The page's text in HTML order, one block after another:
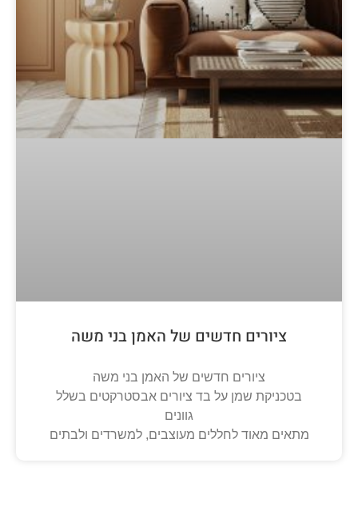
ציורים חדשים של האמן בני משה
ציורים חדשים של האמן בני משה
בטכניקת שמן על בד ציורים אבסטרקטים בשלל
גוונים
מתאים מאוד לחללים מעוצבים, למשרדים ולבתים